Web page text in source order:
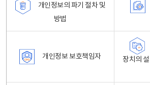
개인정보의 파기 절차 및
방법
개인정보 보호책임자
장치의